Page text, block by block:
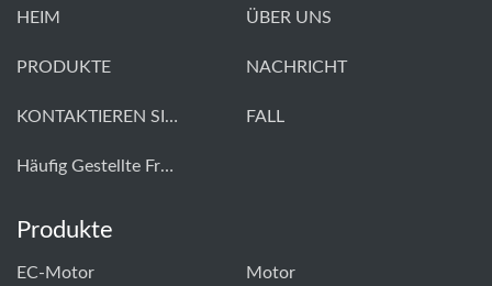
HEIM ÜBER UNS
PRODUKTE NACHRICHT
KONTAKTIEREN SIE UNS FALL
Häufig Gestellte Fragen
Produkte
EC-Motor Motor